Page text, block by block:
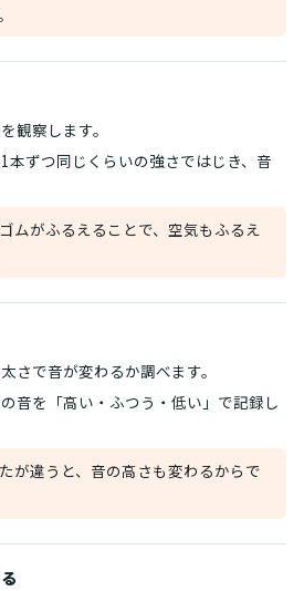
観察します。
本ずつ同じくらいの強さではじき、音
ムがふるえることで、空気もふるえ
さで音が変わるか調べます。
音を「高い・ふつう・低い」で記録し
が違うと、音の高さも変わるからで